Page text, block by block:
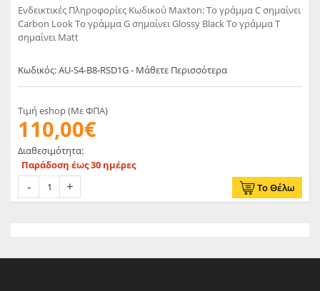
Ενδεικτικές Πληροφορίες Κωδικού Maxton: Το γράμμα C σημαίνει
Carbon Look Το γράμμα G σημαίνει Glossy Black Το γράμμα T
σημαίνει Matt
Κωδικός: AU-S4-B8-RSD1G - Μάθετε Περισσότερα
Τιμή eshop (Με ΦΠΑ)
110,00€
Διαθεσιμότητα:
Παράδοση έως 30 ημέρες
Το Θέλω